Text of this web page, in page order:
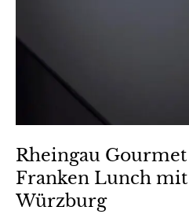
Rheingau
Franken Lunch mit
Würzburg